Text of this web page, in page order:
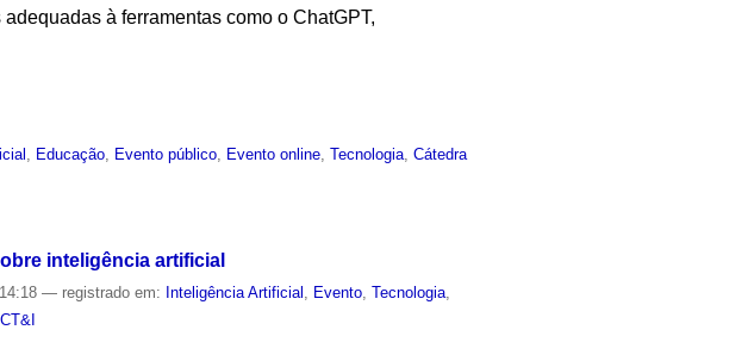
à ferramentas como o ChatGPT,
, Educação, Evento público, Evento online,Tecnologia,Cátedra
inteligência artificial
— registrado em: Inteligência Artificial , Evento,Tecnologia,
CT&I